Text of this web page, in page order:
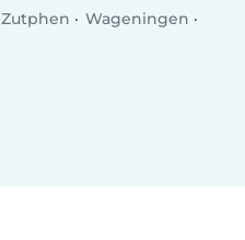
Zutphen
Wageningen